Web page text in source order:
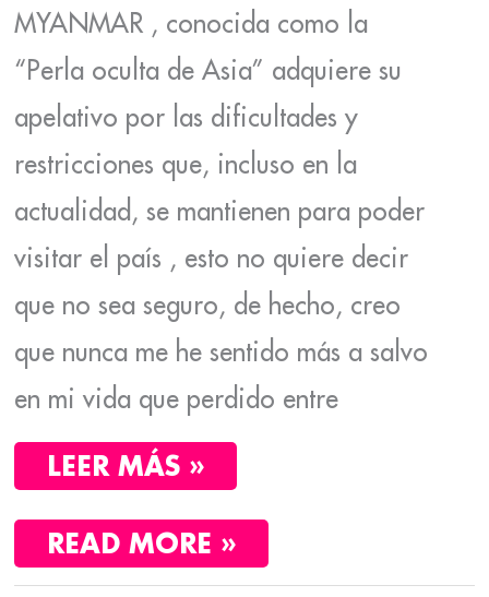
MYANMAR , conocida como la
“Perla oculta de Asia” adquiere su
apelativo por las dificultades y
restricciones que, incluso en la
actualidad, se mantienen para poder
visitar el país , esto no quiere decir
que no sea seguro, de hecho, creo
que nunca me he sentido más a salvo
en mi vida que perdido entre
LEER MÁS »
READ MORE »